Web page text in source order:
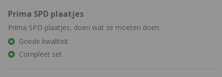
Prima SPD plaatjes
Prima SPD plaatjes, doen wat ze moeten doen.
Goede kwaliteit
Compleet set